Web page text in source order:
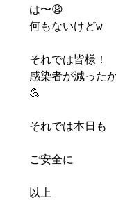
は〜😩
何もないけどw
それでは皆様！
感染者が減った
💪
それでは本日も
ご安全に
以上